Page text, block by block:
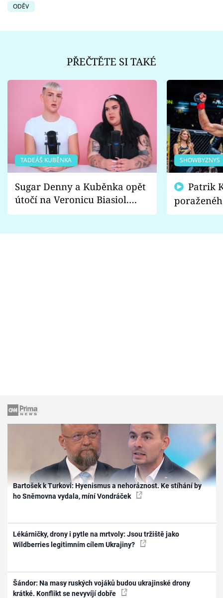
ODĚV
PŘEČTĚTE SI TAKÉ
TADEÁŠ KUBĚNKA
Sugar Denny a Kuběnka opět
útočí na Veronicu Biasiol.
Proč je podle nich falešná a
SHOWBYZNYS
fanoušci
Bartošek k Turkovi: Hyenismus a nehoráznost. Ke stíhání by
ho Sněmovna vydala, míní Vondráček
Lékárničky, drony i pytle na mrtvoly: Jsou tržiště jako
Wildberries legitimním cílem Ukrajiny?
Šándor: Na masy ruských vojáků budou ukrajinské drony
krátké. Konflikt se nevyvíjí dobře